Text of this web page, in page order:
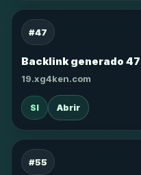
#47
Backlink generado 47
19.xg4ken.com
SI Abrir
#55